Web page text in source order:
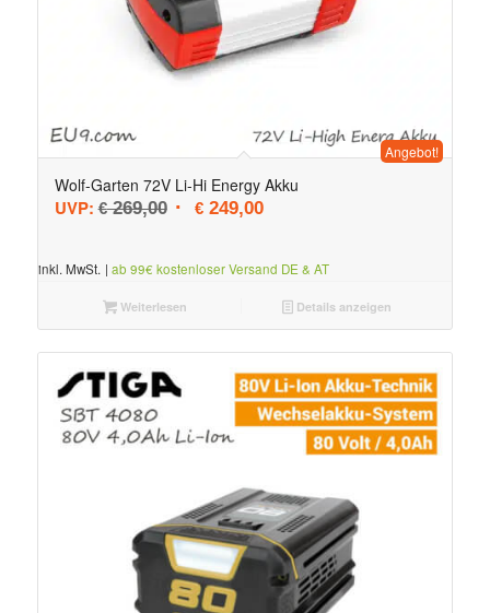
Wolf-Garten 72V Li-Hi Energy Akku
UVP: €269,00 Ursprünglicher Preis war: € 269,00
€249,00Aktueller Preis ist: € 249,00.
Angebot!
inkl. MwSt. | ab 99€ kostenloser Versand DE & AT
Weiterlesen Details anzeigen